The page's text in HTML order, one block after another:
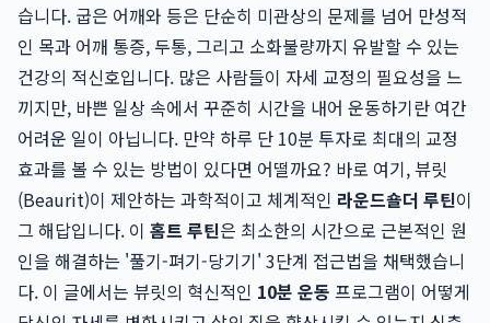
습니다. 굽은 어깨와 등은 단순히 미관상의 문제를 넘어 만성적
인 목과 어깨 통증, 두통, 그리고 소화불량까지 유발할 수 있는
건강의 적신호입니다. 많은 사람들이 자세 교정의 필요성을 느
끼지만, 바쁜 일상 속에서 꾸준히 시간을 내어 운동하기란 여간
어려운 일이 아닙니다. 만약 하루 단 10분 투자로 최대의 교정
효과를 볼 수 있는 방법이 있다면 어떨까요? 바로 여기, 뷰릿
(Beaurit)이 제안하는 과학적이고 체계적인 라운드숄더 루틴이
그 해답입니다. 이 홈트 루틴은 최소한의 시간으로 근본적인 원
인을 해결하는 '풀기-펴기-당기기' 3단계 접근법을 채택했습니
다. 이 글에서는 뷰릿의 혁신적인 10분 운동 프로그램이 어떻게